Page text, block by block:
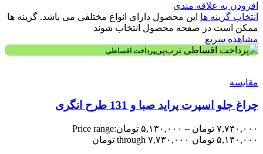
افزودن به علاقه مندی
انتخاب گزینه ها این محصول دارای انواع مختلفی می باشد. گزینه ها
ممکن است در صفحه محصول انتخاب شوند
مشاهده سریع
پرداخت اقساطی
مقایسه
چراغ جلو اسپرت پراید صبا و 131 طرح انگری
۷,۷۳۰,۰۰۰ تومان – ۵,۱۳۰,۰۰۰ تومانPrice range:
۵,۱۳۰,۰۰۰ تومان through ۷,۷۳۰,۰۰۰ تومان